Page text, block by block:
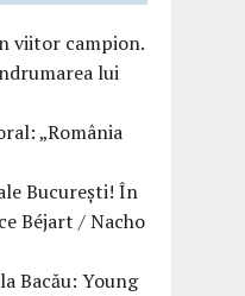
viitor campion.
lui
„România
București! În
Béjart / Nacho
Bacău: Young